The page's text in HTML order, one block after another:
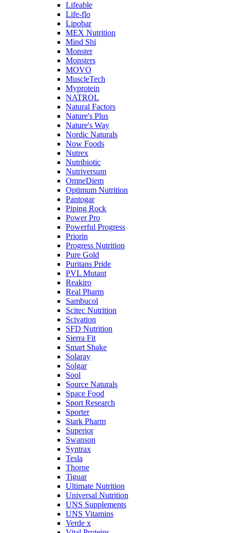
Lifeable
Life-flo
Lipobar
MEX Nutrition
Mind Shi
Monster
Monsters
MOVO
MuscleTech
Myprotein
NATROL
Natural Factors
Nature's Plus
Nature's Way
Nordic Naturals
Now Foods
Nutrex
Nutribiotic
Nutriversum
OmneDiem
Optimum Nutrition
Pantogar
Piping Rock
Power Pro
Powerful Progress
Priorin
Progress Nutrition
Pure Gold
Puritans Pride
PVL Mutant
Reakiro
Real Pharm
Sambucol
Scitec Nutrition
Scivation
SFD Nutrition
Sierra Fit
Smart Shake
Solaray
Solgar
Sool
Source Naturals
Space Food
Sport Research
Sporter
Stark Pharm
Superior
Swanson
Syntrax
Tesla
Thorne
Tiguar
Ultimate Nutrition
Universal Nutrition
UNS Supplements
UNS Vitamins
Verde x